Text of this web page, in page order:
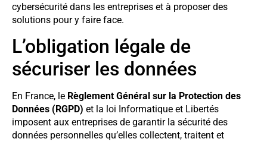
cybersécurité dans les entreprises et à proposer des
solutions pour y faire face.
L’obligation légale de
sécuriser les données
En France, le Règlement Général sur la Protection des
Données (RGPD) et la loi Informatique et Libertés
imposent aux entreprises de garantir la sécurité des
données personnelles qu’elles collectent, traitent et